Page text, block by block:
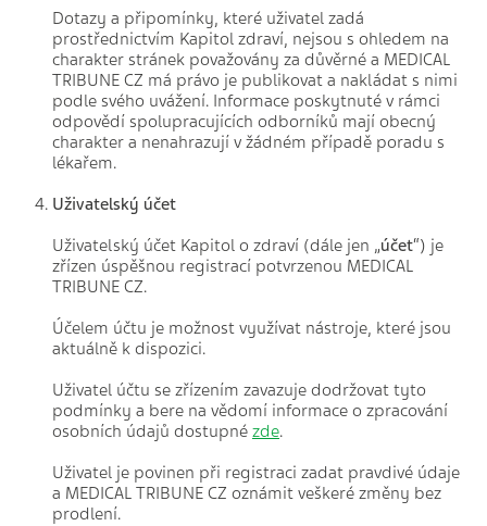
Dotazy a připomínky, které uživatel zadá
prostřednictvím Kapitol zdraví, nejsou s ohledem na
charakter stránek považovány za důvěrné a MEDICAL
TRIBUNE CZ má právo je publikovat a nakládat s nimi
podle svého uvážení. Informace poskytnuté v rámci
odpovědí spolupracujících odborníků mají obecný
charakter a nenahrazují v žádném případě poradu s
lékařem.
Uživatelský účet
Uživatelský účet Kapitol o zdraví (dále jen „účet“) je
zřízen úspěšnou registrací potvrzenou MEDICAL
TRIBUNE CZ.
Účelem účtu je možnost využívat nástroje, které jsou
aktuálně k dispozici.
Uživatel účtu se zřízením zavazuje dodržovat tyto
podmínky a bere na vědomí informace o zpracování
osobních údajů dostupné zde.
Uživatel je povinen při registraci zadat pravdivé údaje
a MEDICAL TRIBUNE CZ oznámit veškeré změny bez
prodlení.